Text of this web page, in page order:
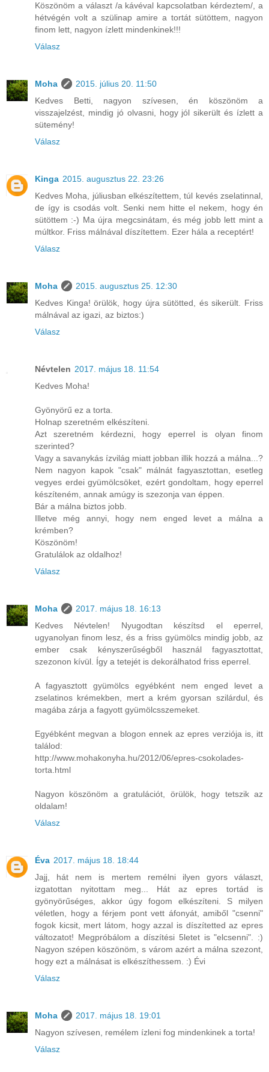
Köszönöm a választ /a kávéval kapcsolatban kérdeztem/, a
hétvégén volt a szülinap amire a tortát sütöttem, nagyon
finom lett, nagyon ízlett mindenkinek!!!
Válasz
Moha
2015. július 20. 11:50
Kedves Betti, nagyon szívesen, én köszönöm a
visszajelzést, mindig jó olvasni, hogy jól sikerült és ízlett a
sütemény!
Válasz
Kinga 2015. augusztus 22. 23:26
Kedves Moha, júliusban elkészítettem, túl kevés zselatinnal,
de így is csodás volt. Senki nem hitte el nekem, hogy én
sütöttem :-) Ma újra megcsinátam, és még jobb lett mint a
múltkor. Friss málnával díszítettem. Ezer hála a receptért!
Válasz
Moha
2015. augusztus 25. 12:30
Kedves Kinga! örülök, hogy újra sütötted, és sikerült. Friss
málnával az igazi, az biztos:)
Válasz
Névtelen 2017. május 18. 11:54
Kedves Moha!
Gyönyörű ez a torta.
Holnap szeretném elkészíteni.
Azt szeretném kérdezni, hogy eperrel is olyan finom
szerinted?
Vagy a savanykás ízvilág miatt jobban illik hozzá a málna...?
Nem nagyon kapok "csak" málnát fagyasztottan, esetleg
vegyes erdei gyümölcsöket, ezért gondoltam, hogy eperrel
készíteném, annak amúgy is szezonja van éppen.
Bár a málna biztos jobb.
Illetve még annyi, hogy nem enged levet a málna a
krémben?
Köszönöm!
Gratulálok az oldalhoz!
Válasz
Moha
2017. május 18. 16:13
Kedves Névtelen! Nyugodtan készítsd el eperrel,
ugyanolyan finom lesz, és a friss gyümölcs mindig jobb, az
ember csak kényszerűségből használ fagyasztottat,
szezonon kívül. Így a tetejét is dekorálhatod friss eperrel.
A fagyasztott gyümölcs egyébként nem enged levet a
zselatinos krémekben, mert a krém gyorsan szilárdul, és
magába zárja a fagyott gyümölcsszemeket.
Egyébként megvan a blogon ennek az epres verziója is, itt
találod:
http://www.mohakonyha.hu/2012/06/epres-csokolades-
torta.html
Nagyon köszönöm a gratulációt, örülök, hogy tetszik az
oldalam!
Válasz
Éva 2017. május 18. 18:44
Jajj, hát nem is mertem remélni ilyen gyors választ,
izgatottan nyitottam meg... Hát az epres tortád is
gyönyörűséges, akkor úgy fogom elkészíteni. S milyen
véletlen, hogy a férjem pont vett áfonyát, amiből "csenni"
fogok kicsit, mert látom, hogy azzal is díszítetted az epres
változatot! Megpróbálom a díszítési 5letet is "elcsenni". :)
Nagyon szépen köszönöm, s várom azért a málna szezont,
hogy ezt a málnásat is elkészíthessem. :) Évi
Válasz
Moha
2017. május 18. 19:01
Nagyon szívesen, remélem ízleni fog mindenkinek a torta!
Válasz